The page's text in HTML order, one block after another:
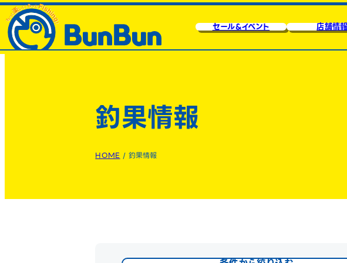
セール&イベント 店舗情
釣果情報
HOME / 釣果情報